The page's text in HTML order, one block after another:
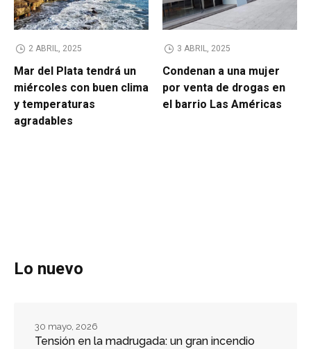
2 ABRIL, 2025
Mar del Plata tendrá un
miércoles con buen clima
y temperaturas
agradables
3 ABRIL, 2025
Condenan a una mujer
por venta de drogas en
el barrio Las Américas
Lo nuevo
Tensión en la madrugada: un gran incendio
30 mayo, 2026